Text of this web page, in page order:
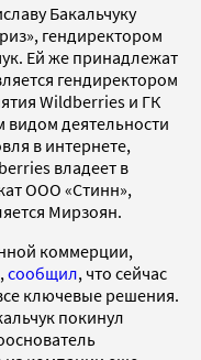
Бакальчуку
гендиректором
Ей же принадлежат
гендиректором
Wildberries и ГК
деятельности
в интернете,
владеет в
ООО «Стинн»,
Мирзоян.
коммерции,
сообщил, что сейчас
ключевые решения.
покинул